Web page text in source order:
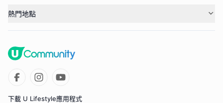
熱門地點
下載 U Lifestyle應用程式